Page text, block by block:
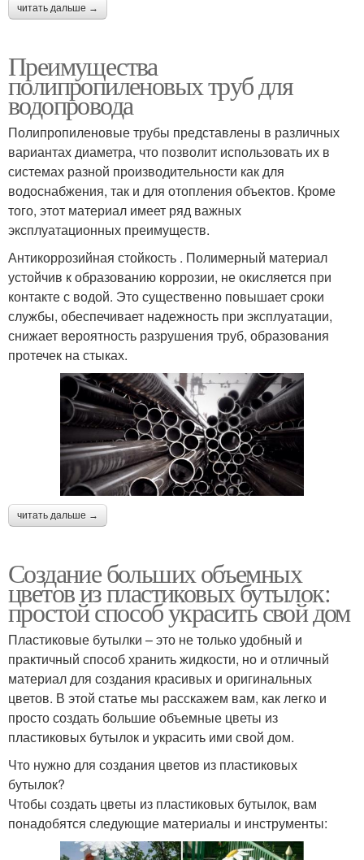
читать дальше →
Преимущества
полипропиленовых труб для
водопровода
Полипропиленовые трубы представлены в различных
вариантах диаметра, что позволит использовать их в
системах разной производительности как для
водоснабжения, так и для отопления объектов. Кроме
того, этот материал имеет ряд важных
эксплуатационных преимуществ.
Антикоррозийная стойкость . Полимерный материал
устойчив к образованию коррозии, не окисляется при
контакте с водой. Это существенно повышает сроки
службы, обеспечивает надежность при эксплуатации,
снижает вероятность разрушения труб, образования
протечек на стыках.
читать дальше →
Создание больших объемных
цветов из пластиковых бутылок:
простой способ украсить свой дом
Пластиковые бутылки – это не только удобный и
практичный способ хранить жидкости, но и отличный
материал для создания красивых и оригинальных
цветов. В этой статье мы расскажем вам, как легко и
просто создать большие объемные цветы из
пластиковых бутылок и украсить ими свой дом.
Что нужно для создания цветов из пластиковых
бутылок?
Чтобы создать цветы из пластиковых бутылок, вам
понадобятся следующие материалы и инструменты: